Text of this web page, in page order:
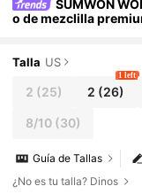
SUMWON
o de mezclilla
sencial de moda
Talla US
2 (25) 2 (26)
1 left
8/10(30)
Guía de Tallas
¿No es tu talla? Dinos